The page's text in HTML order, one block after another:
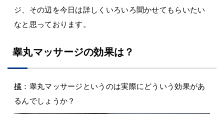
ジ、その辺を今日は詳しくいろいろ聞かせてもらいたい
なと思っております。
睾丸マッサージの効果は？
橘 ：睾丸マッサージというのは実際にどういう効果があ
るんでしょうか？